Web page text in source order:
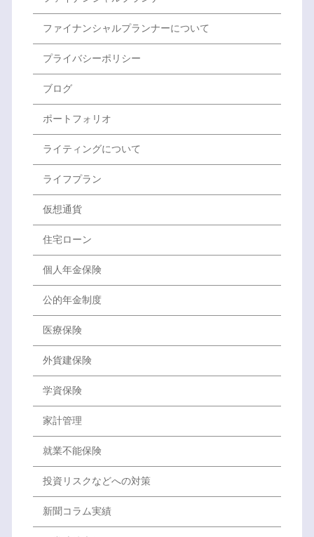
ファイナンシャルプランナーについて
プライバシーポリシー
ブログ
ポートフォリオ
ライティングについて
ライフプラン
仮想通貨
住宅ローン
個人年金保険
公的年金制度
医療保険
外貨建保険
学資保険
家計管理
就業不能保険
投資リスクなどへの対策
新聞コラム実績